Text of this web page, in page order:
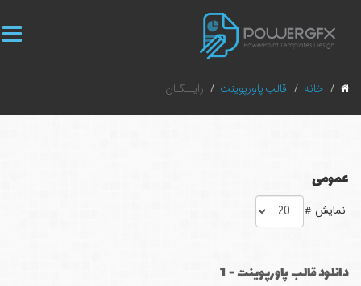
خانه قالب پاورپوینت رایــگـان
عمومی
نمایش #
دانلود قالب پاورپوینت - 1